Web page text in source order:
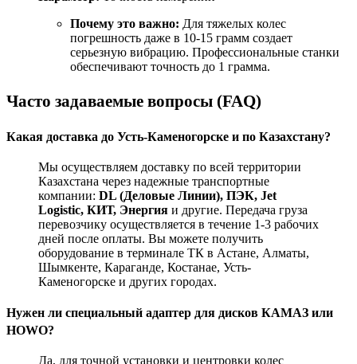
Почему это важно: Для тяжелых колес
погрешность даже в 10-15 грамм создает
серьезную вибрацию. Профессиональные станки
обеспечивают точность до 1 грамма.
Часто задаваемые вопросы (FAQ)
Какая доставка до Усть-Каменогорске и по Казахстану?
Мы осуществляем доставку по всей территории
Казахстана через надежные транспортные
компании: DL (Деловые Линии), ПЭК, Jet
Logistic, КИТ, Энергия и другие. Передача груза
перевозчику осуществляется в течение 1-3 рабочих
дней после оплаты. Вы можете получить
оборудование в терминале ТК в Астане, Алматы,
Шымкенте, Караганде, Костанае, Усть-
Каменогорске и других городах.
Нужен ли специальный адаптер для дисков КАМАЗ или
HOWO?
Да, для точной установки и центровки колес